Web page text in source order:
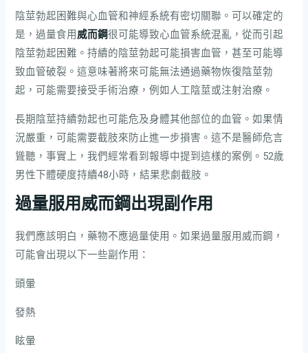
陰莖勃起困難與心血管和神經系統有密切關聯。可以確定的
是，過量食用 威而鋼很可能導致心血管系統混亂，從而引起
陰莖勃起困難。持續的陰莖勃起可能損害血管，甚至可能導
致血管破裂。這意味著將來可能無法通過藥物恢復陰莖勃
起，可能需要接受手術治療，例如人工陰莖或注射治療。
長期陰莖持續勃起也可能危及身體其他部位的血管。如果情
況嚴重，可能需要截肢來防止進一步損害。這不是醫師危言
聳聽，事實上，我們經常看到報導中提到這樣的案例。52歲
男性下體硬度持續48小時，結果悲劇截肢。
過量服用威而鋼出現副作用
我們應該明白，藥物不應過量使用。如果過量服用威而鋼，
可能會出現以下一些副作用：
頭暈
發熱
眩暈